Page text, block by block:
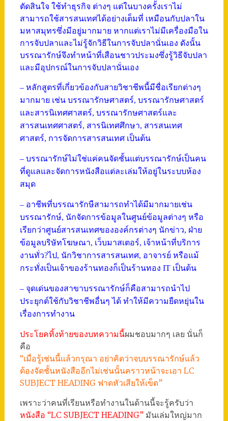
ตัดสินใจ ใช้ทำธุรกิจ ต่างๆ แต่ในบางครั้งเราไม่
สามารถใช้สารสนเทศได้อย่างเต็มที่ เหมือนกับปลาใน
มหาสมุทรซึ่งมีอยู่มากมาย หากแต่เราไม่มีเครื่องมือใน
การจับปลาและไม่รู้จักวิธีในการจับปลานั่นเอง ดังนั้น
บรรณารักษ์จึงทำหน้าที่เสือนชาวประมงซึ่งรู้วิธีจับปลา
และมีอุปกรณ์ในการจับปลานั่นเอง
– หลักสูตรที่เกี่ยวข้องกับสายวิชาชีพนี้มีชื่อเรียกต่างๆ
มากมาย เช่น บรรณารักษศาสตร์, บรรณารักษศาสตร์
และสารนิเทศศาสตร์, บรรณารักษศาสตร์และ
สารสนเทศศาสตร์, สารนิเทศศึกษา, สารสนเทศ
ศาสตร์, การจัดการสารสนเทศ เป็นต้น
– บรรณารักษ์ไม่ใช่แค่คนจัดชั้นแต่บรรณารักษ์เป็นคน
ที่ดูแลและจัดการหนังสือแต่ละเล่มให้อยู่ในระบบห้อง
สมุด
– อาชีพที่บรรณารักษืสามารถทำได้มีมากมายเช่น
บรรณารักษ์, นักจัดการข้อมูลในศูนย์ข้อมูลต่างๆ หรือ
เรียกว่าศูนย์สารสนเทศขององค์กรต่างๆ นักข่าว, ฝ่าย
ข้อมูลบริษัทโฆษณา, เว็บมาสเตอร์, เจ้าหน้าที่บริการ
งานทั่ว?ไป, นักวิชาการสารสนเทศ, อาจารย์ หรือแม้
กระทั่งเป็นเจ้าของร้านทองก็เป็นร้านทอง IT เป็นต้น
– จุดเด่นของสาขาบรรณารักษ์ก็คือสามารถนำไป
ประยุกต์ใช้กับวิชาชีพอื่นๆ ได้ ทำให้มีความยืดหยุ่นใน
เรื่องการทำงาน
ประโยคทิ้งท้ายของบทความนี้ผมชอบมากๆ เลย นั่นก็
คือ
“เมื่อรู้เช่นนี้แล้วกรุณา อย่าคิดว่าจบบรรณารักษ์แล้ว
ต้องจัดชั้นหนังสืออีกไม่เช่นนั้นคราวหน้าจะเอา LC
SUBJECT HEADING ฟาดหัวเสียให้เข็ด”
เพราะว่าคนที่เรียนหรือทำงานในด้านนี้จะรู้ครับว่า
หนังสือ “LC SUBJECT HEADING”มันเล่มใหญ่มาก